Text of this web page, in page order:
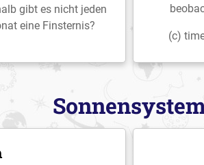
gibt es nicht jeden
eine Finsternis?
(c)